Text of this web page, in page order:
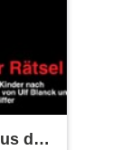
der